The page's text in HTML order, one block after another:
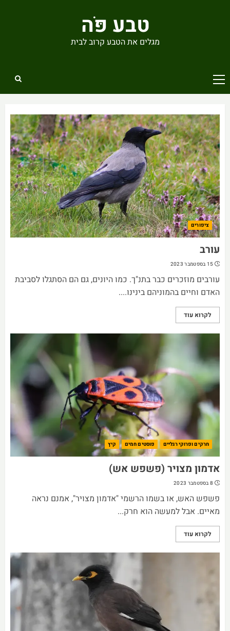
טבע פֹּה
מגלים את הטבע קרוב לבית
Primary
Menu
ציפורים
עורב
15 בספטמבר 2023
עורבים מוזכרים כבר בתנ"ך. כמו היונים, גם הם הסתגלו לסביבת
האדם וחיים בהמוניהם בינינו....
לקרוא עוד
חרקים ופרוקי רגליים פוסטים חמים קיץ
אדמון מצויר (פשפש אש)
8 בספטמבר 2023
פשפש האש, או בשמו הרשמי "אדמון מצויר", אמנם נראה
מאיים. אבל למעשה הוא חרק...
לקרוא עוד